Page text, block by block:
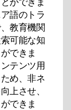
語のトラ
教育機関
可能な知
できま
テンツ用
め、非ネ
上させ、
できま